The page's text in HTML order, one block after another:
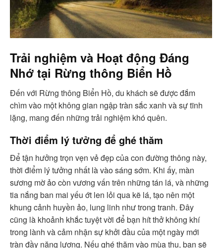
Trải nghiệm và Hoạt động Đáng
Nhớ tại Rừng thông Biển Hồ
Đến với Rừng thông Biển Hồ, du khách sẽ được đắm
chìm vào một không gian ngập tràn sắc xanh và sự tĩnh
lặng, mang đến những trải nghiệm khó quên.
Thời điểm lý tưởng để ghé thăm
Để tận hưởng trọn vẹn vẻ đẹp của con đường thông này,
thời điểm lý tưởng nhất là vào sáng sớm. Khi ấy, màn
sương mờ ảo còn vương vấn trên những tán lá, và những
tia nắng ban mai yếu ớt len lỏi qua kẽ lá, tạo nên một
khung cảnh huyền ảo, lung linh như trong tranh. Đây
cũng là khoảnh khắc tuyệt vời để bạn hít thở không khí
trong lành và cảm nhận sự khởi đầu của một ngày mới
tràn đầy năng lượng. Nếu ghé thăm vào mùa thu, bạn sẽ